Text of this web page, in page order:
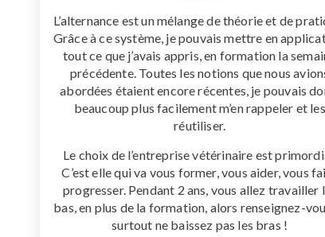
L’alternance est un mélange de théorie et de
Grâce à ce système, je pouvais mettre en
tout ce que j’avais appris, en formation la
précédente. Toutes les notions que nous
abordées étaient encore récentes, je pouvais
beaucoup plus facilement m’en rappeler et les
réutiliser.
Le choix de l’entreprise vétérinaire est
C’est elle qui va vous former, vous aider, vous
progresser. Pendant 2 ans, vous allez travailler
bas, en plus de la formation, alors renseignez-
surtout ne baissez pas les bras !